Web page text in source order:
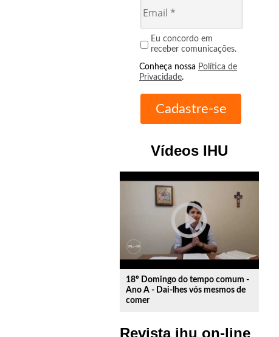
Eu concordo em
receber comunicações.
Conheça nossa Política de
Privacidade.
Vídeos IHU
play_circle_outline
18º Domingo do tempo comum -
Ano A - Dai-lhes vós mesmos de
comer
Revista ihu on-line